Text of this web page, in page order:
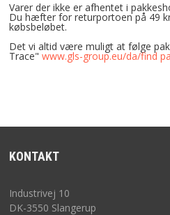
FORSIDE
BESTIL
PROFIL
Varer der ikke er afhentet i
Du hæfter for returportoen på 49
købsbeløbet.
Det vi altid være muligt at følge
Trace" www.gls-group.eu/da/find
KONTAKT
Industrivej 10
DK-3550 Slangerup